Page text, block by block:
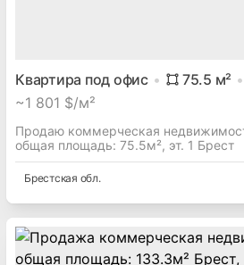
Квартира под офис 75.5 м²
~1 801 $/м²
Продаю коммерческая
общая площадь: 75.5м², эт. 1 Брест
Брестская обл.